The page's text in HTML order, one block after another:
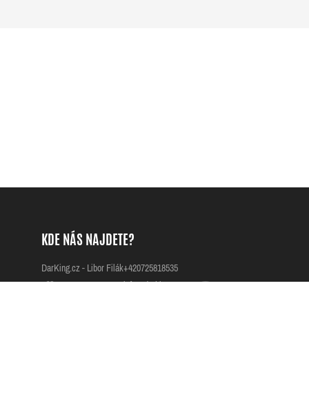
KDE NÁS NAJDETE?
DarKing.cz - Libor Filák
Přílepy 42
+420725818535
info@darking.cz